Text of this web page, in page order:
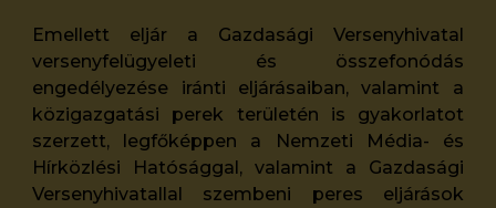
Emellett eljár a Gazdasági Versenyhivatal
versenyfelügyeleti és összefonódás
engedélyezése iránti eljárásaiban, valamint a
közigazgatási perek területén is gyakorlatot
szerzett, legfőképpen a Nemzeti Média- és
Hírközlési Hatósággal, valamint a Gazdasági
Versenyhivatallal szembeni peres eljárások